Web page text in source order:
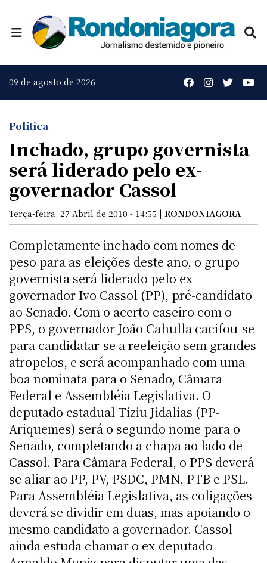
09 de agosto de 2026
Política
Inchado, grupo governista
será liderado pelo ex-
governador Cassol
Terça-feira, 27 Abril de 2010 - 14:55 | RONDONIAGORA
Completamente inchado com nomes de
peso para as eleições deste ano, o grupo
governista será liderado pelo ex-
governador Ivo Cassol (PP), pré-candidato
ao Senado. Com o acerto caseiro com o
PPS, o governador João Cahulla cacifou-se
para candidatar-se a reeleição sem grandes
atropelos, e será acompanhado com uma
boa nominata para o Senado, Câmara
Federal e Assembléia Legislativa. O
deputado estadual Tiziu Jidalias (PP-
Ariquemes) será o segundo nome para o
Senado, completando a chapa ao lado de
Cassol. Para Câmara Federal, o PPS deverá
se aliar ao PP, PV, PSDC, PMN, PTB e PSL.
Para Assembléia Legislativa, as coligações
deverá se dividir em duas, mas apoiando o
mesmo candidato a governador. Cassol
ainda estuda chamar o ex-deputado